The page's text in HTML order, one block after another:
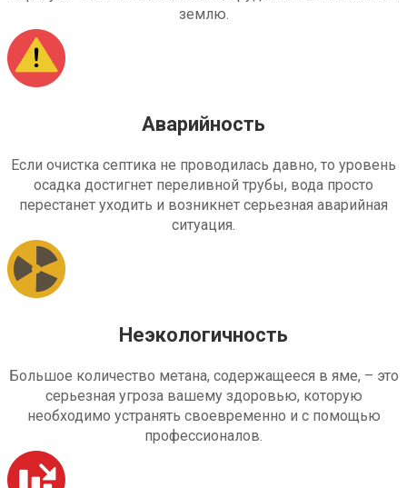
землю.
Аварийность
Если очистка септика не проводилась давно, то уровень
осадка достигнет переливной трубы, вода просто
перестанет уходить и возникнет серьезная аварийная
ситуация.
Неэкологичность
Большое количество метана, содержащееся в яме, – это
серьезная угроза вашему здоровью, которую
необходимо устранять своевременно и с помощью
профессионалов.